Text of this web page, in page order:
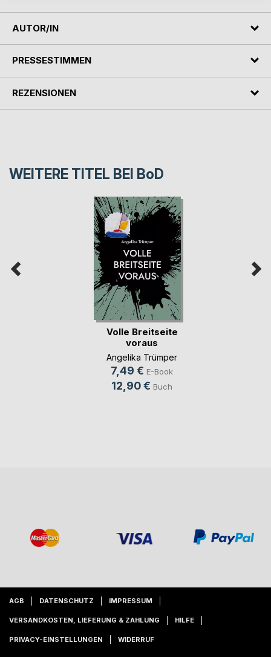
AUTOR/IN
PRESSESTIMMEN
REZENSIONEN
WEITERE TITEL BEI BoD
Volle Breitseite
voraus
Angelika Trümper
7,49 € E-Book
12,90 € Buch
AGB DATENSCHUTZ IMPRESSUM
VERSANDKOSTEN, LIEFERUNG & ZAHLUNG HILFE
PRIVACY-EINSTELLUNGEN WIDERRUF